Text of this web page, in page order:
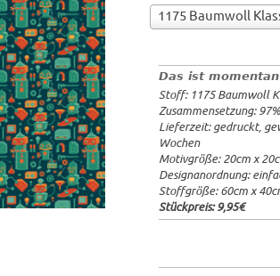
Das ist
Stoff: 1175 Baumwoll
Zusammensetzung:
Lieferzeit: gedruckt,
Wochen
Motivgröße: 20cm x
Designanordnung:
Stoffgröße: 60cm x
Stückpreis:9,95€
1175 Baumwoll
Gewicht:
Lieferzeit:
20x20cm:
60x40cm:
ab 1m:
ab 10m:
ab 50m:
Wähle
Deinen
und
scroll
durch
die
Stoffübersicht
und
suche
Dir
den
Stoff
dem